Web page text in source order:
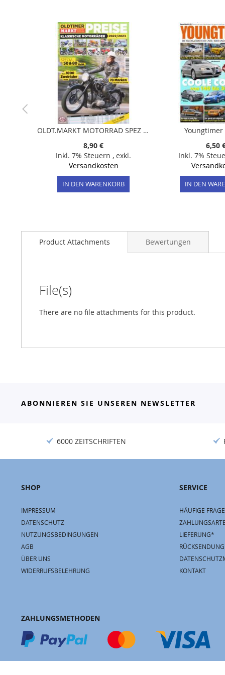
OLDT.MARKT MOTORRAD SPEZ 11/2022
8,90 €
Inkl. 7% Steuern , exkl.
Versandkosten
IN DEN WARENKORB
Youngtimer
6,50
Inkl. 7%
IN DEN
Product Attachments
File(s)
There are no file attachments for this product.
Bewertungen
ABONNIEREN SIE UNSEREN NEWSLETTER
6000 ZEITSCHRIFTEN
SHOP
IMPRESSUM
DATENSCHUTZ
NUTZUNGSBEDINGUNGEN
AGB
ÜBER UNS
WIDERRUFSBELEHRUNG
SERVICE
HÄUFIGE
LIEFERUNG*
KONTAKT
ZAHLUNGSMETHODEN